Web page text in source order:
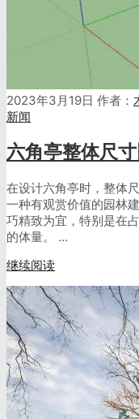
2023年3月19日 作者：
新闻
六角亭整体尺
在设计六角亭时，整体
一种有观赏价值的园林
巧精致为宜，特别是在
的体量。 …
继续阅读